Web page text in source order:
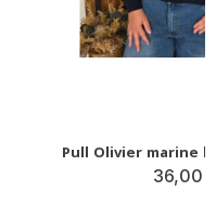
36,00